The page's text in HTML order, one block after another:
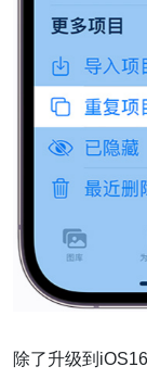
除了升级到